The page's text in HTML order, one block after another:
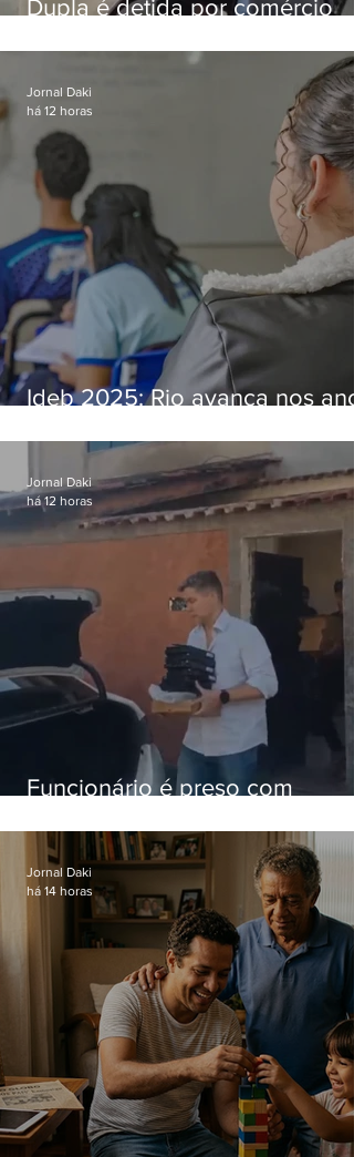
Dupla é detida por comércio
Bangu
Ideb 2025: Rio avança nos
nacional
Jornal Daki
há 12 horas
Funcionário é preso com
Hospital do Andaraí
Jornal Daki
há 12 horas
Jornal Daki
há 14 horas